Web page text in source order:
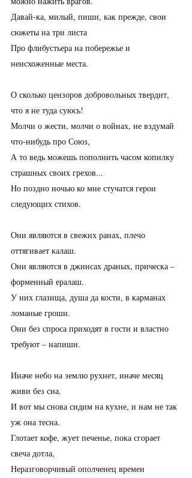
Давай-ка, милый, пиши, как прежде, свои
сюжеты на три листа
Про флибустьера на побережье и
неисхоженные места.
О сколько цензоров добровольных твердит,
что я не туда суюсь!
Молчи о жести, молчи о войнах, не вздумай
что-нибудь про Союз,
А то ведь можешь пополнить часом копилку
страшных своих грехов...
Но поздно ночью ко мне стучатся герои
следующих стихов.
Они являются в свежих ранах, плечо
оттягивает калаш.
Они являются в джинсах драных, прическа –
форменный ералаш.
У них глазища, душа да кости, в карманах
ломаные гроши.
Они без спроса приходят в гости и властно
требуют – напиши.
Иначе небо на землю рухнет, иначе месяц
живи без сна.
И вот мы снова сидим на кухне, и нам не так
уж она тесна.
Глотает кофе, жует печенье, пока сгорает
свеча дотла,
Неразговорчивый ополченец времен